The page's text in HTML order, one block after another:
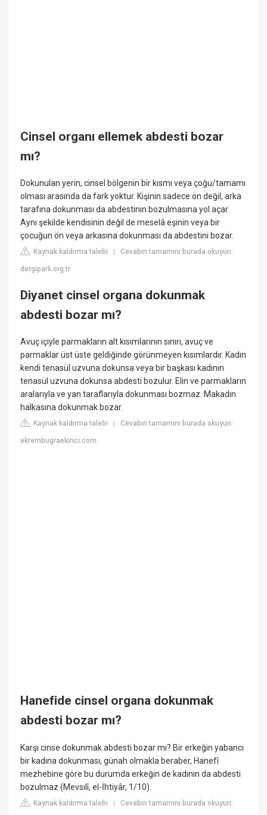
Cinsel organı ellemek abdesti bozar
mı?
Dokunulan yerin, cinsel bölgenin bir kısmı veya çoğu/tamamı
olması arasında da fark yoktur. Kişinin sadece ön değil, arka
tarafına dokunması da abdestinin bozulmasına yol açar.
Aynı şekilde kendisinin değil de meselâ eşinin veya bir
çocuğun ön veya arkasına dokunması da abdestini bozar.
Kaynak kaldırma talebi |Cevabın tamamını burada okuyun:
dergipark.org.tr
Diyanet cinsel organa dokunmak
abdesti bozar mı?
Avuç içiyle parmakların alt kısımlarının sınırı, avuç ve
parmaklar üst üste geldiğinde görünmeyen kısımlardır. Kadın
kendi tenasül uzvuna dokunsa veya bir başkası kadının
tenasül uzvuna dokunsa abdesti bozulur. Elin ve parmakların
aralarıyla ve yan taraflarıyla dokunması bozmaz. Makadın
halkasına dokunmak bozar.
Kaynak kaldırma talebi |Cevabın tamamını burada okuyun:
ekrembugraekinci.com
Hanefide cinsel organa dokunmak
abdesti bozar mı?
Karşı cinse dokunmak abdesti bozar mı? Bir erkeğin yabancı
bir kadına dokunması, günah olmakla beraber, Hanefî
mezhebine göre bu durumda erkeğin de kadının da abdesti
bozulmaz (Mevsılî, el-İhtiyâr, 1/10).
Kaynak kaldırma talebi |Cevabın tamamını burada okuyun: